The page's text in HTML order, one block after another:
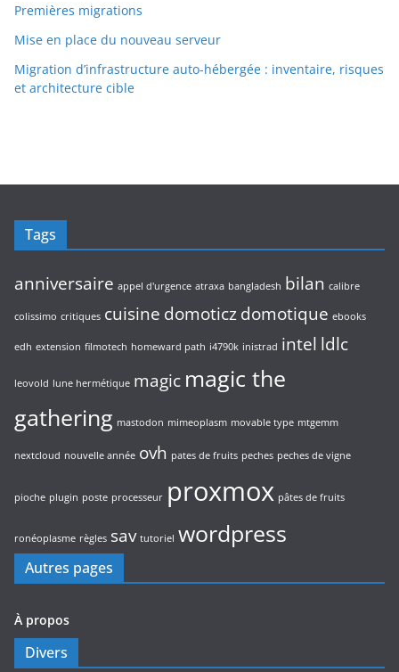
Premières migrations
Mise en place du nouveau serveur
Migration d’infrastructure auto-hébergée : inventaire, risques
et architecture cible
Tags
anniversaire appel d'urgence atraxa bangladesh bilan calibre
colissimo critiques cuisine domoticzdomotique ebooks
edh extension filmotech homeward path i4790k inistrad intel ldlc
leovold lune hermétique magic magic the
gathering mastodon mimeoplasm movable type mtgemm
nextcloud nouvelle année ovh pates de fruits peches peches de vigne
pioche plugin poste processeur proxmox pâtes de fruits
ronéoplasme règles sav tutoriel wordpress
Autres pages
À propos
Divers